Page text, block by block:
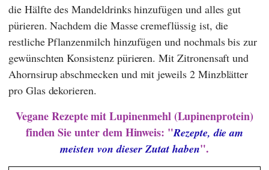
die Hälfte des Mandeldrinks hinzufügen und alles gut
pürieren. Nachdem die Masse cremeflüssig ist, die
restliche Pflanzenmilch hinzufügen und nochmals bis zur
gewünschten Konsistenz pürieren. Mit Zitronensaft und
Ahornsirup abschmecken und mit jeweils 2 Minzblätter
pro Glas dekorieren.
Vegane Rezepte mit Lupinenmehl (Lupinenprotein)
finden Sie unter dem Hinweis: "Rezepte, die am
meisten von dieser Zutat haben".